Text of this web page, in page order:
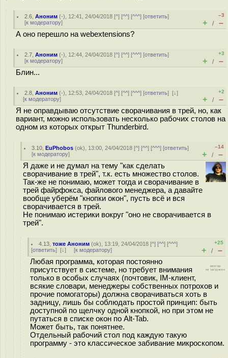
2.6 ,Аноним (-), 12:41, 24/04/2018 [^] [^^] [^^^] [ответить]
[к модератору]
–3
+ / –
А оно перешло на webextensions?
2.7 ,Аноним (-), 12:44, 24/04/2018 [^] [^^] [^^^] [ответить]
[к модератору]
+3
+ / –
Блин...
2.8 ,Аноним (-), 12:53, 24/04/2018 [^] [^^] [^^^] [ответить][↓]
[к модератору]
+2
+ / –
Я не оправдываю отсутствие сворачивания в трей, но, как
вариант, можно использовать несколько рабочих столов на
одном из которых открыт Thunderbird.
3.10 ,EuPhobos (ok), 13:00, 24/04/2018 [^] [^^] [^^^] [ответить]
[к модератору]
–14
+ / –
Я даже и не думал на тему "как сделать
сворачивание в трей", т.к. есть множество столов.
Так-же не понимаю, может тогда и сворачивание в
трей файрфокса, файлового менеджера, а давайте
вообще уберём "кнопки окон", пусть всё и вся
сворачивается в трей.
Не понимаю истерики вокруг "оно не сворачивается в
трей".
4.13 ,тоже Аноним (ok), 13:19, 24/04/2018 [^] [^^] [^^^]
[ответить] [↓] [к модератору]
+25
+ / –
Любая программа, которая постоянно
присутствует в системе, но требует внимания
только в особых случаях (почтовик, IM-клиент,
всякие словари, менеджеры собственных потрохов и
прочие помогаторы) должна сворачиваться хоть в
задницу, лишь бы соблюдать простой принцип: быть
доступной по щелчку одной кнопкой, но при этом не
путаться в списке окон по Alt-Tab.
Может быть, так понятнее.
Отдельный рабочий стол под каждую такую
программу - это классическое забивание микроскопом.